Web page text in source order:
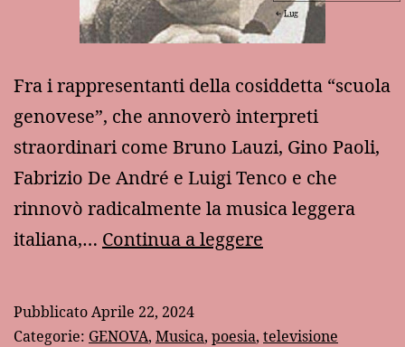
Fra i rappresentanti della cosiddetta “scuola
genovese”, che annoverò interpreti
straordinari come Bruno Lauzi, Gino Paoli,
Fabrizio De André e Luigi Tenco e che
rinnovò radicalmente la musica leggera
italiana,… Continua a leggere
Bindi
PubblicatoAprile 22, 2024
Categorie: GENOVA, Musica, poesia, televisione
Lug